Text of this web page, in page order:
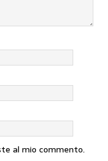
al mio commento.